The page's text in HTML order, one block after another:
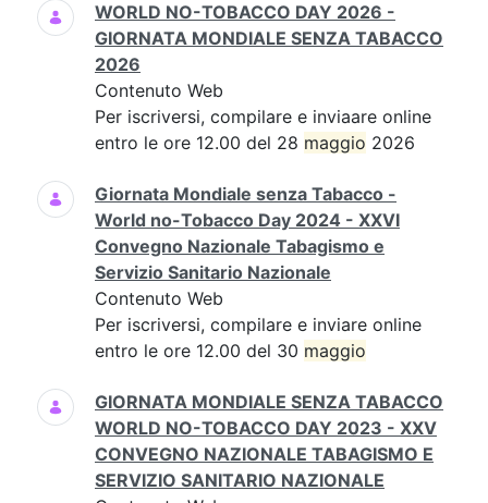
WORLD NO-TOBACCO DAY 2026 -
GIORNATA MONDIALE SENZA TABACCO
2026
Contenuto Web
Per iscriversi, compilare e inviaare online
entro le ore 12.00 del 28 maggio 2026
Giornata Mondiale senza Tabacco -
World no-Tobacco Day 2024 - XXVI
Convegno Nazionale Tabagismo e
Servizio Sanitario Nazionale
Contenuto Web
Per iscriversi, compilare e inviare online
entro le ore 12.00 del 30 maggio
GIORNATA MONDIALE SENZA TABACCO
WORLD NO-TOBACCO DAY 2023 - XXV
CONVEGNO NAZIONALE TABAGISMO E
SERVIZIO SANITARIO NAZIONALE